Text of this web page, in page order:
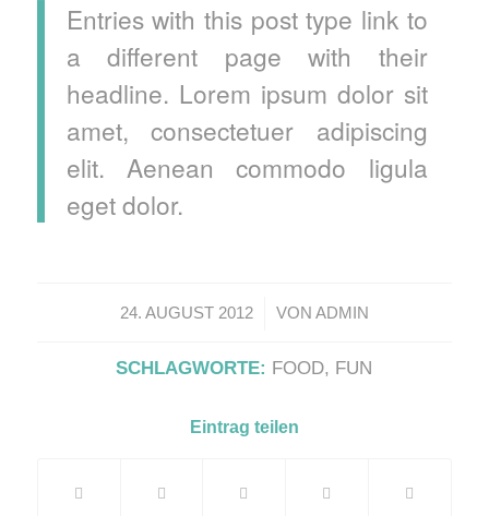
Entries with this post type link to
a different page with their
headline. Lorem ipsum dolor sit
amet, consectetuer adipiscing
elit. Aenean commodo ligula
eget dolor.
24. AUGUST 2012
/ VON ADMIN
SCHLAGWORTE: FOOD, FUN
Eintrag teilen